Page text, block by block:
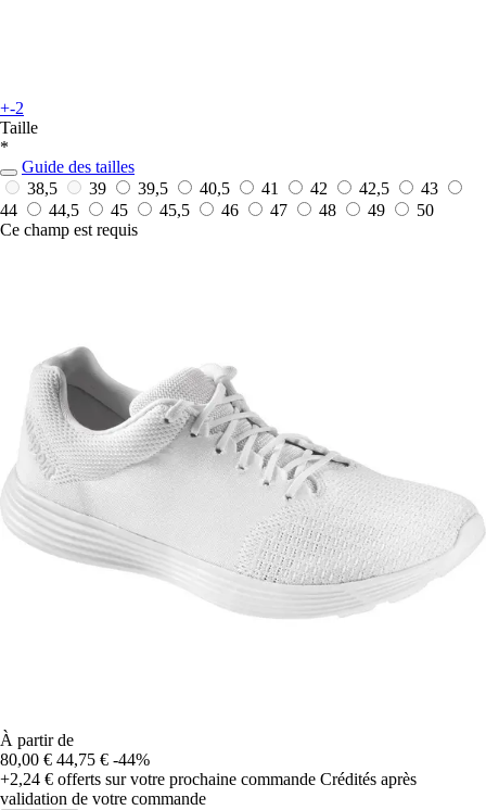
+-2
Taille
*
Guide des tailles
38,5
39 39,5 40,5 41 42 42,5
43
44
44,5 45 45,5 46 47 48 49
50
Ce champ est requis
À partir de
80,00 € 44,75 € -44%
+2,24 € offerts sur votre prochaine commande Crédités après
validation de votre commande